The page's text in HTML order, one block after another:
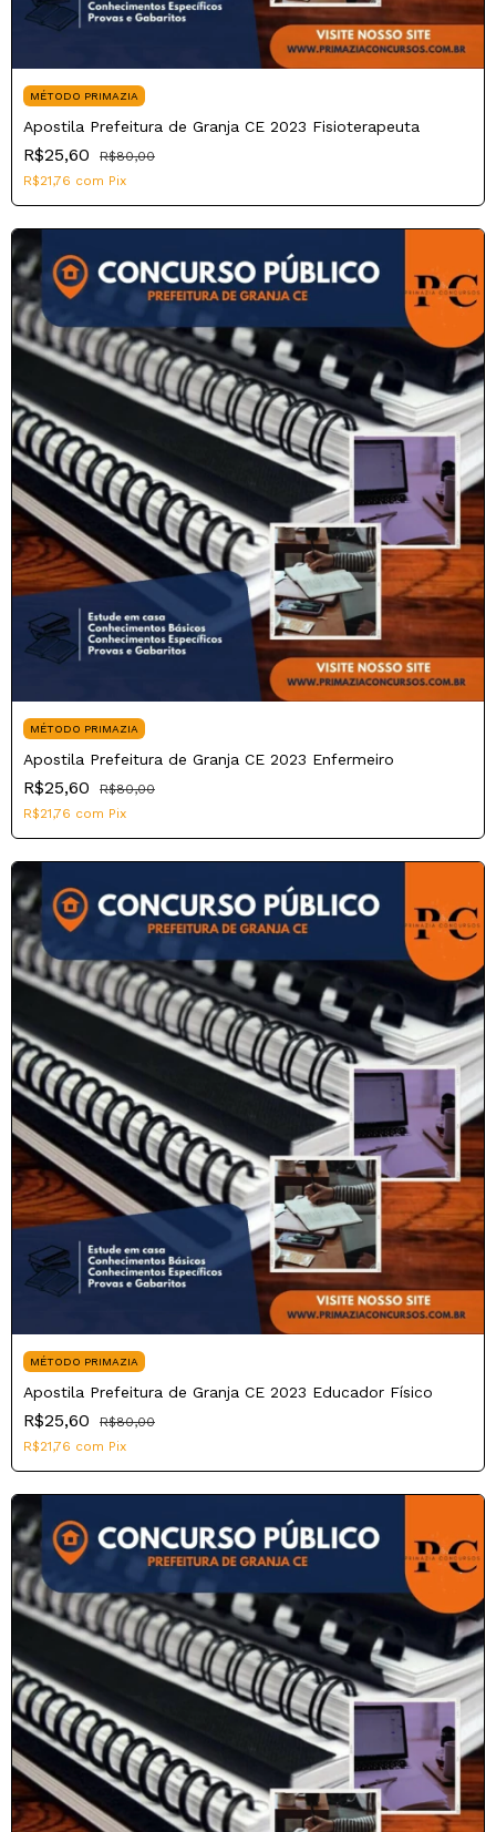
MÉTODO PRIMAZIA
Apostila Prefeitura de Granja CE 2023 Fisioterapeuta
R$25,60
R$80,00
R$21,76 com Pix
MÉTODO PRIMAZIA
Apostila Prefeitura de Granja CE 2023 Enfermeiro
R$25,60
R$80,00
R$21,76 com Pix
MÉTODO PRIMAZIA
Apostila Prefeitura de Granja CE 2023 Educador Físico
R$25,60
R$80,00
R$21,76 com Pix